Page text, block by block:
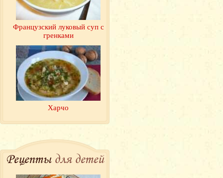
Французский луковый суп с
гренками
Харчо
Рецепты для детей